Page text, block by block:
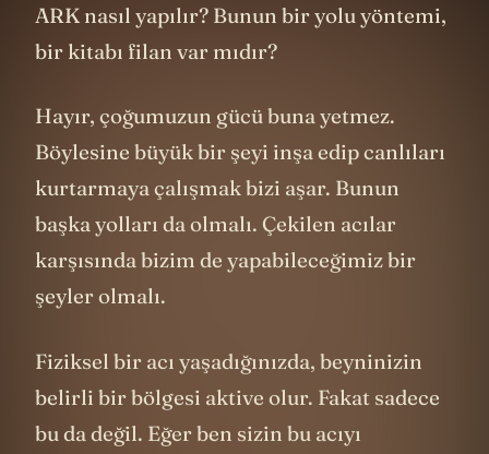
ARK nasıl yapılır? Bunun bir yolu yöntemi,
bir kitabı filan var mıdır?
Hayır, çoğumuzun gücü buna yetmez.
Böylesine büyük bir şeyi inşa edip canlıları
kurtarmaya çalışmak bizi aşar. Bunun
başka yolları da olmalı. Çekilen acılar
karşısında bizim de yapabileceğimiz bir
şeyler olmalı.
Fiziksel bir acı yaşadığınızda, beyninizin
belirli bir bölgesi aktive olur. Fakat sadece
bu da değil. Eğer ben sizin bu acıyı